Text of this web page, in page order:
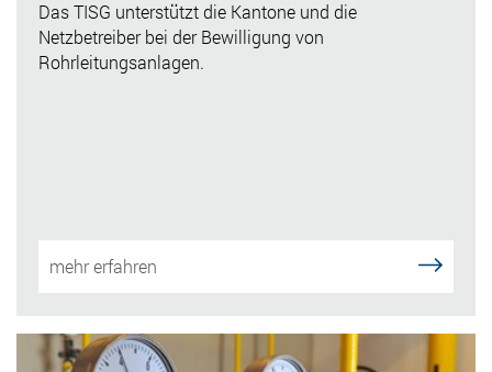
Das TISG unterstützt die Kantone und die
Netzbetreiber bei der Bewilligung von
Rohrleitungsanlagen.
mehr erfahren